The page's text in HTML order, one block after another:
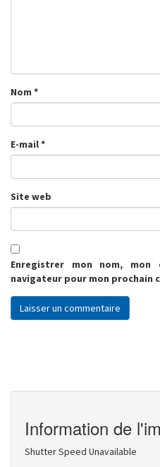
Nom *
E-mail*
Site web
Enregistrer mon nom,
navigateur pour mon prochain
Information de
Shutter Speed Unavailable